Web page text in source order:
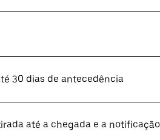
30 dias de antecedência
até a chegada e a